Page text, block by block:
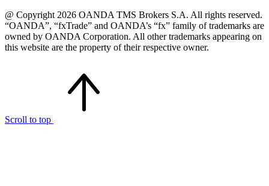
@ Copyright 2026 OANDA TMS Brokers S.A. All rights reserved.
“OANDA”, “fxTrade” and OANDA’s “fx” family of trademarks are
owned by OANDA Corporation. All other trademarks appearing on
this website are the property of their respective owner.
Scroll to top